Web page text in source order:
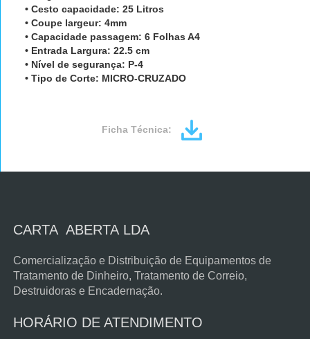
• Cesto capacidade: 25 Litros
• Coupe largeur: 4mm
• Capacidade passagem: 6 Folhas A4
• Entrada Largura: 22.5 cm
• Nível de segurança: P-4
• Tipo de Corte: MICRO-CRUZADO
Ficha Técnica:
CARTA ABERTA LDA
Comercialização e Distribuição de Equipamentos de
Tratamento de Dinheiro, Tratamento de Correio,
Destruidoras e Encadernação.
HORÁRIO DE ATENDIMENTO